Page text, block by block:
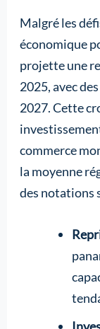
Malgré les
économique
projette une
2025, avec
2027. Cette
commerce
la moyenne
des notations